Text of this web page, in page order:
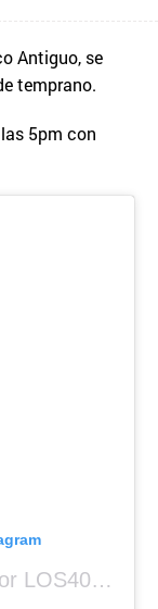
Antiguo, se
temprano.
5pm con
Una publicación compartida por LOS40 Panamá (@los40panama)